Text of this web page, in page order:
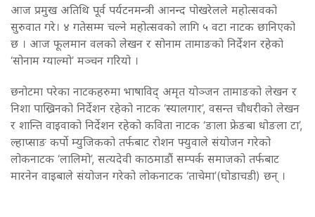
आज प्रमुख अतिथि पूर्व पर्यटनमन्त्री आनन्द पोखरेलले महोत्सवको
सुरुवात गरे। ४ गतेसम्म चल्ने महोत्सवको लागि ५ वटा नाटक छानिएको
छ । आज फूलमान वलको लेखन र सोनाम तामाङको निर्देशन रहेको
‘सोनाम ग्याल्मो’ मञ्चन गरियो ।
छनोटमा परेका नाटकहरुमा भाषाविद् अमृत योञ्जन तामाङको लेखन र
निशा पाख्रिनको निर्देशन रहेको नाटक ‘स्यालगार’, वसन्त चौधरीको लेखन
र शान्ति वाइवाको निर्देशन रहेको कविता नाटक ‘ङाला फ्रेङबा धोङला टा’,
ल्हाप्साङ कर्पो म्युजिकको तर्फबाट रोशन फ्युवाले संयोजन गरेको
लोकनाटक ‘लालिमो’, सत्यदेवी काठमाडौं सम्पर्क समाजको तर्फबाट
मारनेन वाइबाले संयोजन गरेको लोकनाटक ‘ताचेमा’(घोडाचडी) छन् ।